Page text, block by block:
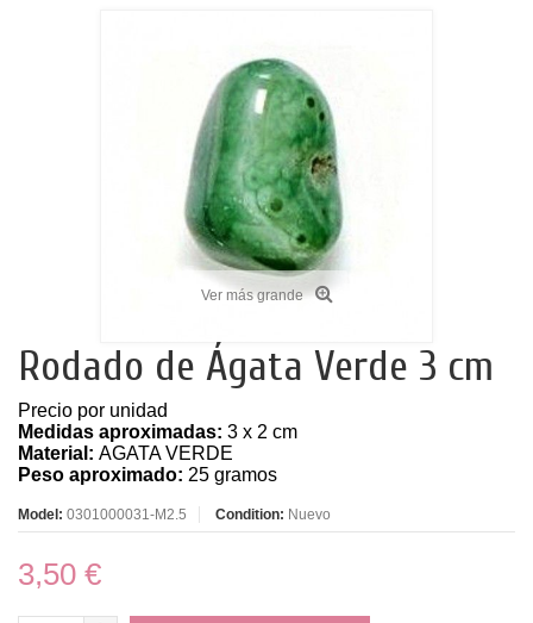
Ver más grande
Rodado de Ágata Verde 3 cm
Precio por unidad
Medidas aproximadas: 3 x 2 cm
Material: AGATAVERDE
Peso aproximado: 25 gramos
Model: 0301000031-M2.5 Condition: Nuevo
3,50 €